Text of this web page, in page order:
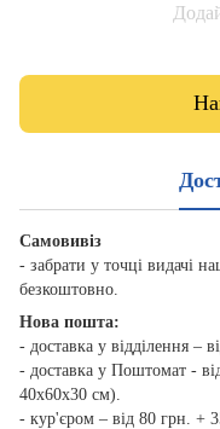
Самовивіз
- забрати у точці видачі
безкоштовно.
Нова пошта:
- доставка у відділення –
- доставка у Поштомат -
40х60х30 см).
- кур'єром – від 80 грн. +